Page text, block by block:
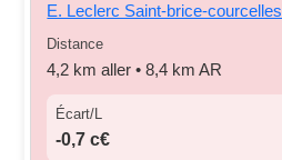
E. Leclerc Saint-brice-courcelles
Distance
4,2 km aller • 8,4 km AR
Écart/L
-0,7 c€